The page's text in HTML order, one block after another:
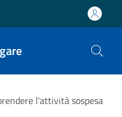
l'attività sospesa